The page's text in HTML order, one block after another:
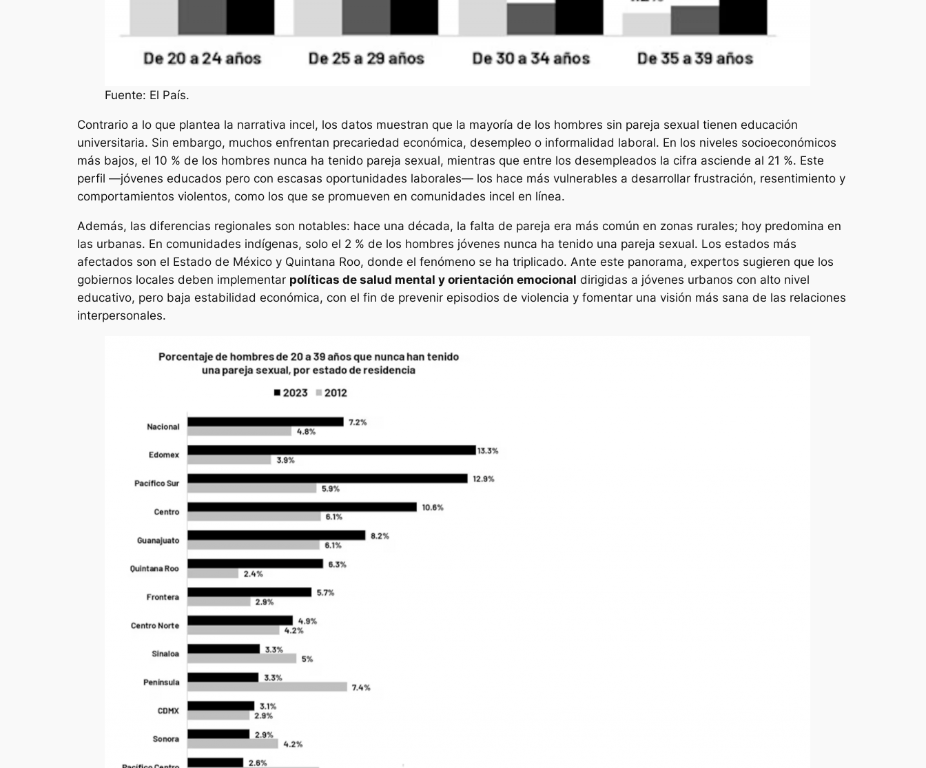
Fuente: El País.
Contrario a lo que plantea la narrativa incel, los datos muestran que la mayoría de los hombres sin pareja sexual tienen educación
universitaria. Sin embargo, muchos enfrentan precariedad económica, desempleo o informalidad laboral. En los niveles socioeconómicos
más bajos, el 10 % de los hombres nunca ha tenido pareja sexual, mientras que entre los desempleados la cifra asciende al 21 %. Este
perfil —jóvenes educados pero con escasas oportunidades laborales— los hace más vulnerables a desarrollar frustración, resentimiento y
comportamientos violentos, como los que se promueven en comunidades incel en línea.
Además, las diferencias regionales son notables: hace una década, la falta de pareja era más común en zonas rurales; hoy predomina en
las urbanas. En comunidades indígenas, solo el 2 % de los hombres jóvenes nunca ha tenido una pareja sexual. Los estados más
afectados son el Estado de México y Quintana Roo, donde el fenómeno se ha triplicado. Ante este panorama, expertos sugieren que los
gobiernos locales deben implementar políticas de salud mental y orientación emocional dirigidas a jóvenes urbanos con alto nivel
educativo, pero baja estabilidad económica, con el fin de prevenir episodios de violencia y fomentar una visión más sana de las relaciones
interpersonales.